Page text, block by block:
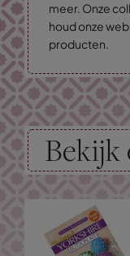
meer. Onze
houd onze
producten.
Bekijk